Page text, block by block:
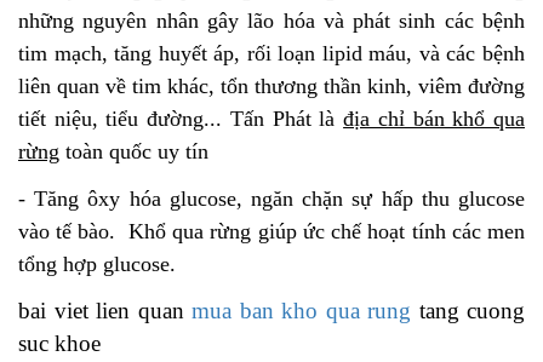
những nguyên nhân gây lão hóa và phát sinh các bệnh
tim mạch, tăng huyết áp, rối loạn lipid máu, và các bệnh
liên quan về tim khác, tổn thương thần kinh, viêm đường
tiết niệu, tiểu đường... Tấn Phát làđịa chỉ bán khổ qua
rừng toàn quốc uy tín
- Tăng ôxy hóa glucose, ngăn chặn sự hấp thu glucose
vào tế bào. Khổ qua rừng giúp ức chế hoạt tính các men
tổng hợp glucose.
bai viet lien quan mua ban kho qua rung tang cuong
suc khoe